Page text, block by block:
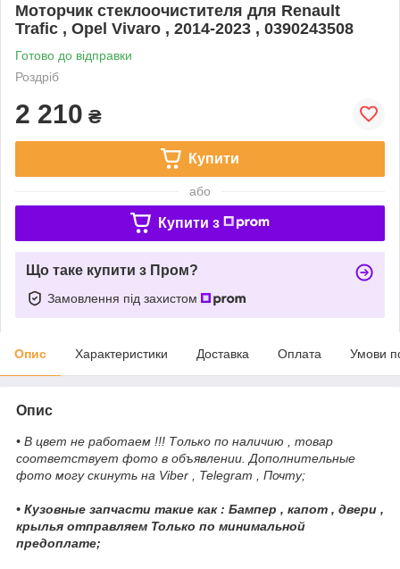
Моторчик стеклоочистителя для Renault
Trafic , Opel Vivaro , 2014-2023 , 0390243508
Готово до відправки
Роздріб
2 210 ₴
Купити
або
Купити з
Що таке купити з Пром?
Замовлення під захистом
Опис Характеристики Доставка Оплата Умови
Опис
• В цвет не работаем !!! Только по наличию , товар
соответствует фото в объявлении. Дополнительные
фото могу скинуть на Viber , Telegram , Почту;
• Кузовные запчасти такие как : Бампер , капот , двери ,
крылья отправляем Только по минимальной
предоплате;